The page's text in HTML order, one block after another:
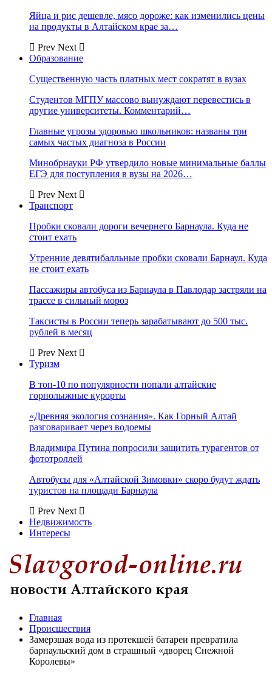
Яйца и рис дешевле, мясо дороже: как изменились цены
на продукты в Алтайском крае за…
Prev Next
Образование
Существенную часть платных мест сократят в вузах
Студентов МГПУ массово вынуждают перевестись в
другие университеты. Комментарий…
Главные угрозы здоровью школьников: названы три
самых частых диагноза в России
Минобрнауки РФ утвердило новые минимальные баллы
ЕГЭ для поступления в вузы на 2026…
Prev Next
Транспорт
Пробки сковали дороги вечернего Барнаула. Куда не
стоит ехать
Утренние девятибалльные пробки сковали Барнаул. Куда
не стоит ехать
Пассажиры автобуса из Барнаула в Павлодар застряли на
трассе в сильный мороз
Таксисты в России теперь зарабатывают до 500 тыс.
рублей в месяц
Prev Next
Туризм
В топ-10 по популярности попали алтайские
горнолыжные курорты
«Древняя экология сознания». Как Горный Алтай
разговаривает через водоемы
Владимира Путина попросили защитить турагентов от
фототроллей
Автобусы для «Алтайской Зимовки» скоро будут ждать
туристов на площади Барнаула
Prev Next
Недвижимость
Интересы
Главная
Происшествия
Замерзшая вода из протекшей батареи превратила
барнаульский дом в страшный «дворец Снежной
Королевы»